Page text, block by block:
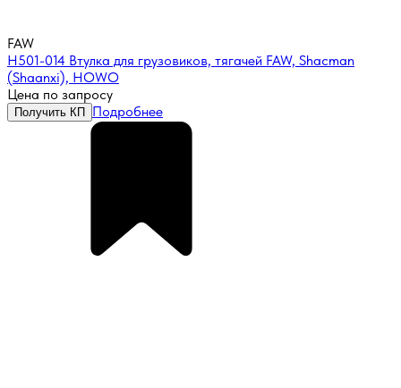
FAW
H501-014 Втулка для грузовиков, тягачей FAW, Shacman
(Shaanxi), HOWO
Цена по запросу
Получить КП Подробнее